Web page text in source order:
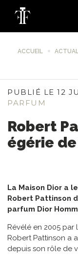
ACCUEIL
PUBLIÉ LE 12
PARFUM
Robert
égérie de
La Maison Dior a
Robert Pattinson
parfum Dior
Révélé en 2005 par
Robert Pattinson a
depuis son rôle de